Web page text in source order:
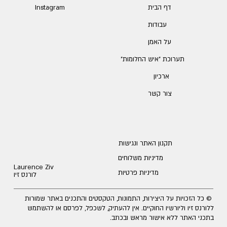
Instagram
דף הבית
עבודות
על האמן
תערוכת ״איש החלומות״
ארכיון
צור קשר
Laurence Ziv
לורנס זיו
תקנון האתר ונגישות
מדיניות משלוחים
מדיניות פרטיות
© כל הזכויות על היצירות, התמונות, הטקסטים והתכנים באתר שמורות
ללורנס זיו וליורשיו החוקיים. אין להעתיק, לשכפל, לפרסם או להשתמש
בתכני האתר ללא אישור מראש ובכתב.